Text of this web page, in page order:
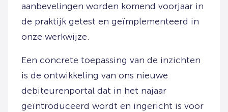
aanbevelingen worden komend voorjaar in
de praktijk getest en geïmplementeerd in
onze werkwijze.
Een concrete toepassing van de inzichten
is de ontwikkeling van ons nieuwe
debiteurenportal dat in het najaar
geïntroduceerd wordt en ingericht is voor